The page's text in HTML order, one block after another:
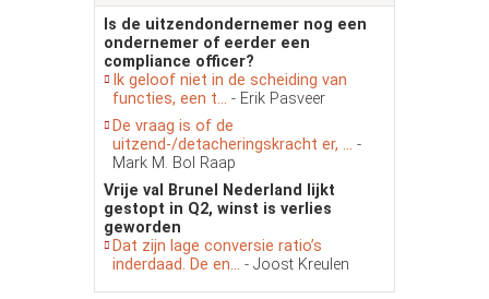
Is de uitzendondernemer nog een
ondernemer of eerder een
compliance officer?
Ik geloof niet in de scheiding van
functies, een t... - Erik Pasveer
De vraag is of de
uitzend-/detacheringskracht er, ... -
Mark M. Bol Raap
Vrije val Brunel Nederland lijkt
gestopt in Q2, winst is verlies
geworden
Dat zijn lage conversie ratio’s
inderdaad. De en... - Joost Kreulen